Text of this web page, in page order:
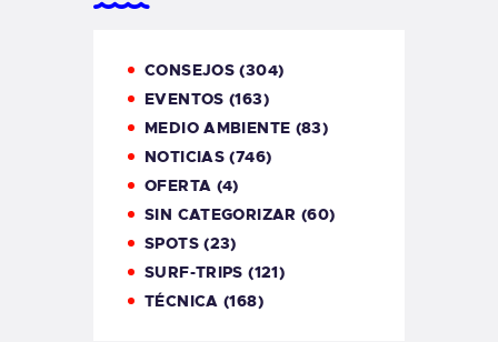
CONSEJOS (304)
EVENTOS (163)
MEDIO AMBIENTE (83)
NOTICIAS (746)
OFERTA (4)
SIN CATEGORIZAR (60)
SPOTS(23)
SURF-TRIPS (121)
TÉCNICA (168)